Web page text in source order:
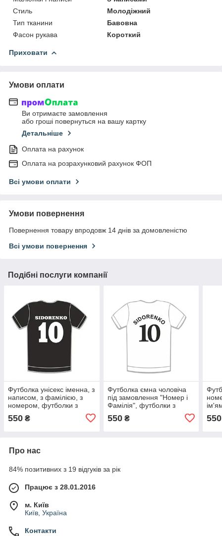
Стиль
Молодіжний
Тип тканини
Бавовна
Фасон рукава
Короткий
Приховати
Умови оплати
Ви отримаєте замовлення
або гроші повернуться на вашу картку
Детальніше
Оплата на рахунок
Оплата на розрахунковий рахунок ФОП
Всі умови оплати
Умови повернення
Повернення товару впродовж 14 днів за домовленістю
Всі умови повернення
Подібні послуги компанії
Футболка унісекс іменна, з
написом, з фамілією, з
номером, футболки з
печаткою імені та номери
на замовлення
550 ₴
Футболка ємна чоловіча
під замовлення "Номер і
Фамілія", футболки з
номерами та прізвищеми
з друком
550₴ 550
Про нас
84% позитивних з 19 відгуків за рік
Працює з 28.01.2016
м. Київ
Київ, Україна
Контакти